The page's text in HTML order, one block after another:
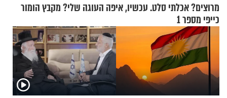
מרוצים? אכלתי סלט. עכשיו, איפה העוגה שלי? מקבץ הומור
כייפי מספר 1